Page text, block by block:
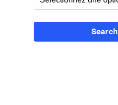
Search